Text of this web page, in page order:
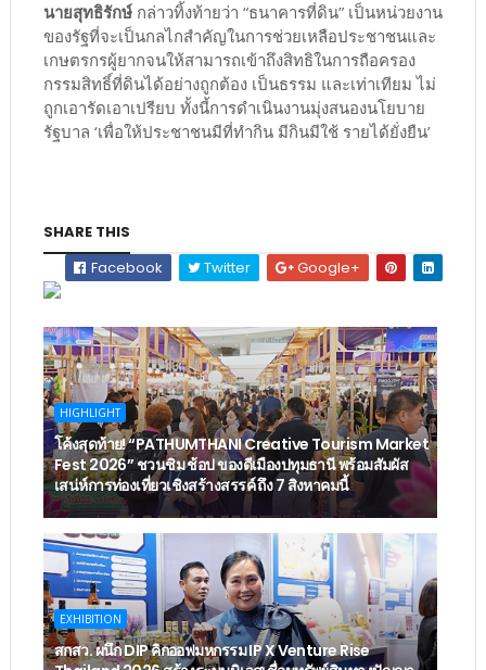
นายสุทธิรักษ์กล่าวทิ้งท้ายว่า “ธนาคารที่ดิน” เป็นหน่วยงาน
ของรัฐที่จะเป็นกลไกสำคัญในการช่วยเหลือประชาชนและ
เกษตรกรผู้ยากจนให้สามารถเข้าถึงสิทธิในการถือครอง
กรรมสิทธิ์ที่ดินได้อย่างถูกต้อง เป็นธรรม และเท่าเทียม ไม่
ถูกเอารัดเอาเปรียบ ทั้งนี้การดำเนินงานมุ่งสนองนโยบาย
รัฐบาล ‘เพื่อให้ประชาชนมีที่ทำกิน มีกินมีใช้ รายได้ยั่งยืน’
SHARE THIS
Facebook
Twitter Google+
HIGHLIGHT
โค้งสุดท้าย! “PATHUMTHANI Creative Tourism Market
Fest 2026” ชวนชิม ช้อป ของดีเมืองปทุมธานี พร้อมสัมผัส
เสน่ห์การท่องเที่ยวเชิงสร้างสรรค์ ถึง 7 สิงหาคมนี้
EXHIBITION
สกสว. ผนึก DIP คิกออฟมหกรรม IP X Venture Rise